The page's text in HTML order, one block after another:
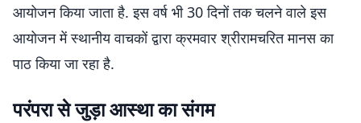
आयोजन किया जाता है. इस वर्ष भी 30 दिनों तक चलने वाले इस
आयोजन में स्थानीय वाचकों द्वारा क्रमवार श्रीरामचरित मानस का
पाठ किया जा रहा है.
परंपरा से जुड़ा आस्था का संगम